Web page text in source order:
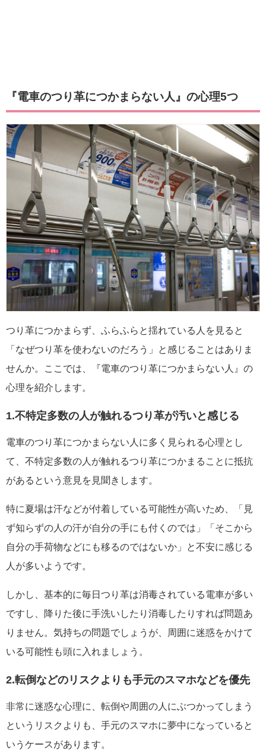
『電車のつり革につかまらない人』の心理5つ
つり革につかまらず、ふらふらと揺れている人を見ると
「なぜつり革を使わないのだろう」と感じることはありま
せんか。ここでは、『電車のつり革につかまらない人』の
心理を紹介します。
1.不特定多数の人が触れるつり革が汚いと感じる
電車のつり革につかまらない人に多く見られる心理とし
て、不特定多数の人が触れるつり革につかまることに抵抗
があるという意見を見聞きします。
特に夏場は汗などが付着している可能性が高いため、「見
ず知らずの人の汗が自分の手にも付くのでは」「そこから
自分の手荷物などにも移るのではないか」と不安に感じる
人が多いようです。
しかし、基本的に毎日つり革は消毒されている電車が多い
ですし、降りた後に手洗いしたり消毒したりすれば問題あ
りません。気持ちの問題でしょうが、周囲に迷惑をかけて
いる可能性も頭に入れましょう。
2.転倒などのリスクよりも手元のスマホなどを優先
非常に迷惑な心理に、転倒や周囲の人にぶつかってしまう
というリスクよりも、手元のスマホに夢中になっていると
いうケースがあります。